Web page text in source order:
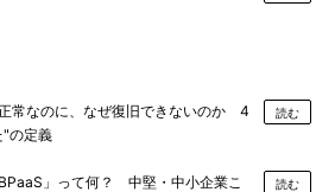
常なのに、なぜ復旧できないのか 4
"の定義
読む
」って何？ 中堅・中小企業こ
読む